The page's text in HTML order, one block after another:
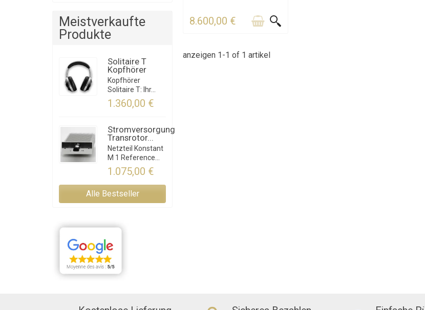
Meistverkaufte
Produkte
Solitaire T
Kopfhörer
Kopfhörer
Solitaire T: Ihr...
1.360,00 €
Stromversorgung
Transrotor...
Netzteil Konstant
M 1 Reference...
1.075,00 €
Alle Bestseller
8.600,00 €
anzeigen 1-1 of 1 artikel